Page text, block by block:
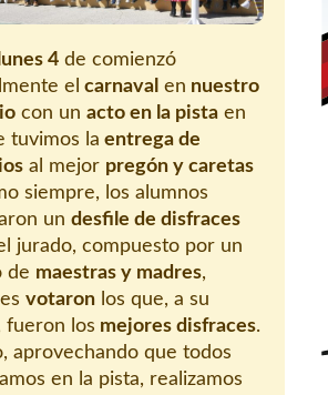
lunes 4 de comienzó
el carnaval en nuestro
con un acto en la pista en
tuvimos la entrega de
al mejor pregón y caretas
siempre, los alumnos
un desfile de disfraces
jurado, compuesto por un
de maestras y madres,
votaron los que, a su
fueron los mejores disfraces.
aprovechando que todos
en la pista, realizamos